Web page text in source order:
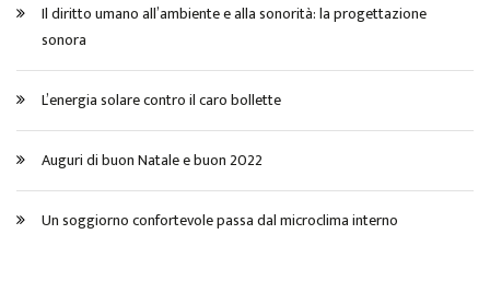
Il diritto umano all’ambiente e alla sonorità: la progettazione
sonora
L’energia solare contro il caro bollette
Auguri di buon Natale e buon 2022
Un soggiorno confortevole passa dal microclima interno